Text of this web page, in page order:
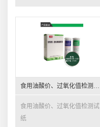
食用油酸价、过氧化值检测试纸
食用油酸价、过氧化值检测试
纸